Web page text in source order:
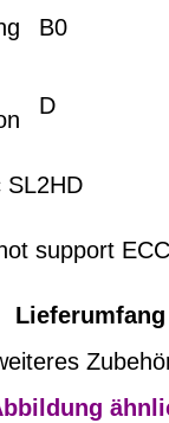
B0
D
SL2HD
support
Lieferumfang